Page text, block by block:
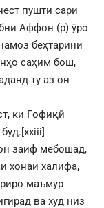
пушти сари
Аффон (р) ӯро
беҳтарини
саҳим бош,
ту аз он
ки Ғофиқӣ
[xxiii]
заиф мебошад,
хонаи халифа,
маъмур
ва худ низ